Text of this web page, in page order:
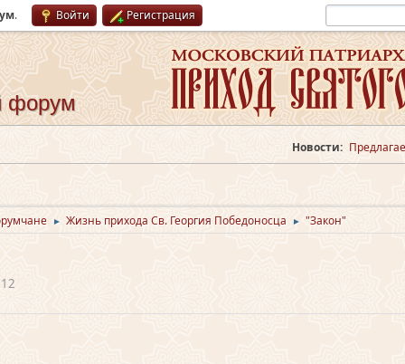
. Войти Регистрация
форум
Новости:
► Жизнь прихода Св. Георгия Победоносца ► "Закон"